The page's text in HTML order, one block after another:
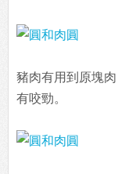
豬肉有用到原塊
有咬勁。